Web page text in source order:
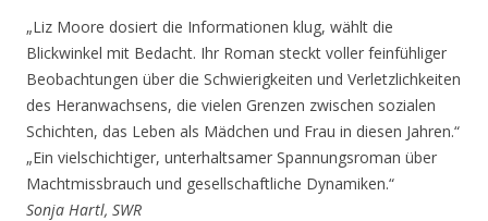
„Liz Moore dosiert die Informationen klug, wählt die
Blickwinkel mit Bedacht. Ihr Roman steckt voller feinfühliger
Beobachtungen über die Schwierigkeiten und Verletzlichkeiten
des Heranwachsens, die vielen Grenzen zwischen sozialen
Schichten, das Leben als Mädchen und Frau in diesen Jahren.“
„Ein vielschichtiger, unterhaltsamer Spannungsroman über
Machtmissbrauch und gesellschaftliche Dynamiken.“
Sonja Hartl, SWR